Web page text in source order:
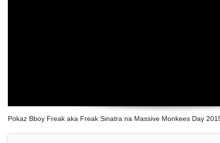
Pokaz Bboy Freak aka Freak Sinatra na Massive Monkees Day